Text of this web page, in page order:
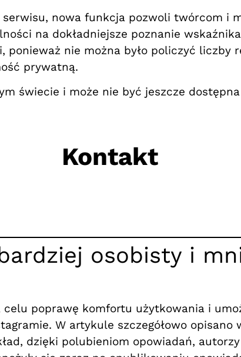
nowa funkcja pozwoli twórcom i
na dokładniejsze poznanie
nie można było policzyć liczby
prywatną.
świecie i może nie być jeszcze
Kontakt
osobisty i
poprawę komfortu użytkowania i
W artykule szczegółowo
dzięki polubieniom opowiadań,